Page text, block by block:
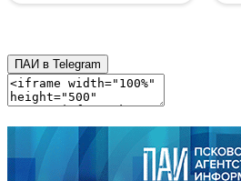
ПАИ в Telegram